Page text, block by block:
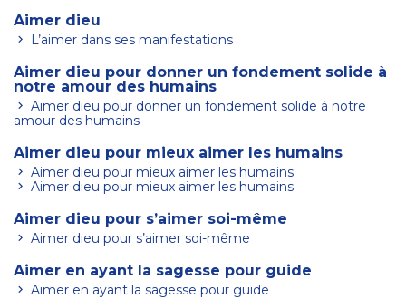
Aimer dieu
L’aimer dans ses manifestations
Aimer dieu pour donner un fondement solide à
notre amour des humains
amour des humains
Aimer dieu pour mieux aimer les humains
Aimer dieu pour mieux aimer les humains
Aimer dieu pour mieux aimer les humains
Aimer dieu pour s’aimer soi-même
Aimer dieu pour s’aimer soi-même
Aimer en ayant la sagesse pour guide
Aimer en ayant la sagesse pour guide